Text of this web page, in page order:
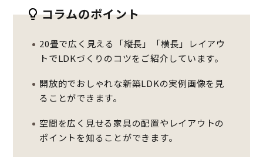
コラムのポイント
20畳で広く見える「縦長」「横長」レイアウ
トでLDKづくりのコツをご紹介しています。
開放的でおしゃれな新築LDKの実例画像を見
ることができます。
空間を広く見せる家具の配置やレイアウトの
ポイントを知ることができます。